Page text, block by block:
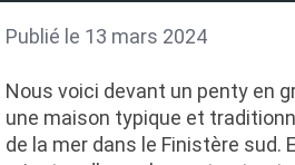
Publié le 13 mars 2024
Nous voici devant un penty en
une maison typique et
de la mer dans le Finistère sud.